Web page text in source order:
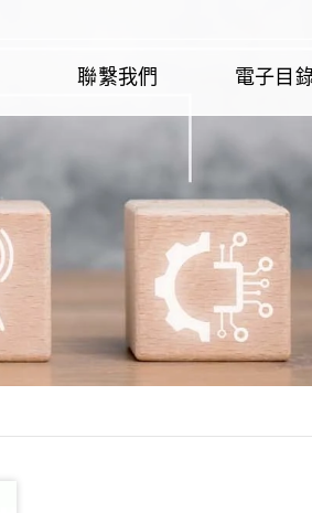
聯繫我們 電子目